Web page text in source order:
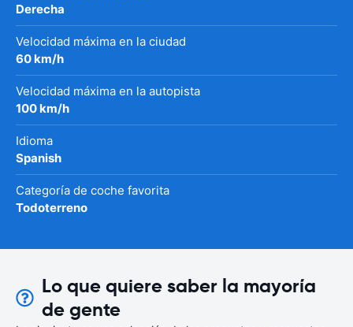
Derecha
Velocidad máxima en la ciudad
60 km/h
Velocidad máxima en la autopista
100 km/h
Idioma
Spanish
Categoría de coche favorita
Todoterreno
Lo que quiere saber la mayoría
de gente